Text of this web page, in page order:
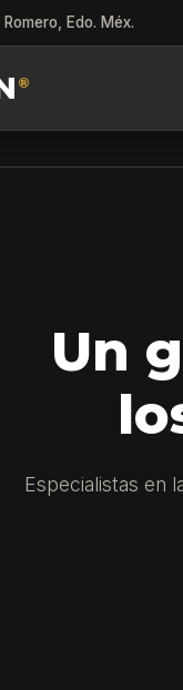
Edo. Méx.
®
Un
Especialistas en